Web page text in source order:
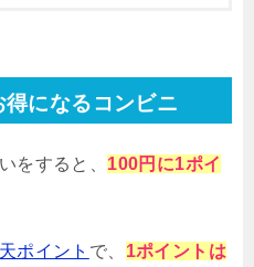
になるコンビニ
をすると、 100円に1ポイ
ポイント で、 1ポイントは